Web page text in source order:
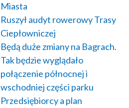
Miasta
Ruszył audyt rowerowy Trasy
Ciepłowniczej
Będą duże zmiany na Bagrach.
Tak będzie wyglądało
połączenie północnej i
wschodniej części parku
Przedsiębiorcy a plan